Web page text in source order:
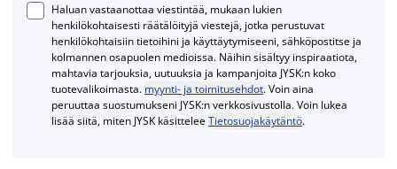
Haluan vastaanottaa viestintää, mukaan lukien
henkilökohtaisesti räätälöityjä viestejä, jotka perustuvat
henkilökohtaisiin tietoihini ja käyttäytymiseeni, sähköpostitse ja
kolmannen osapuolen medioissa. Näihin sisältyy inspiraatiota,
mahtavia tarjouksia, uutuuksia ja kampanjoita JYSK:n koko
tuotevalikoimasta. myynti- ja toimitusehdot. Voin aina
peruuttaa suostumukseni JYSK:n verkkosivustolla. Voin lukea
lisää siitä, miten JYSK käsitteleeTietosuojakäytäntö.